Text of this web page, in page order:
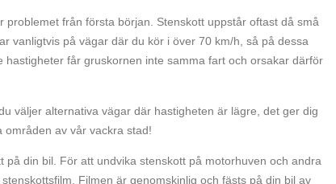
från första början. Stenskott uppstår oftast då små
vanligtvis på vägar där du kör i över 70 km/h, så på dessa
får gruskornen inte samma fart och orsakar därför
väljer alternativa vägar där hastigheten är lägre, det ger dig
områden av vår vackra stad!
din bil. För att undvika stenskott på motorhuven och andra
Filmen är genomskinlig och fästs på din bil av